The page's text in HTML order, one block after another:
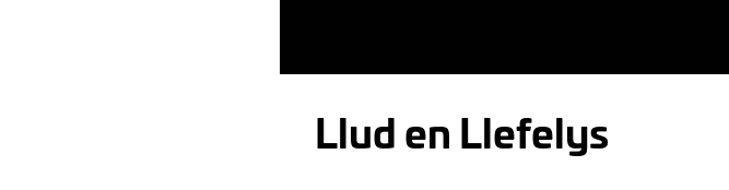
Llud en Llefelys